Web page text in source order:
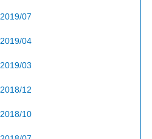
2019/07
2019/04
2019/03
2018/12
2018/10